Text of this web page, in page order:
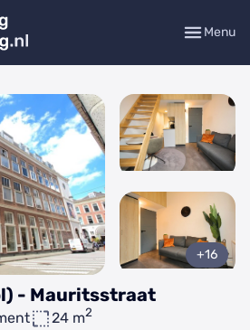
Menu
- Mauritsstraat
24 m2
+16